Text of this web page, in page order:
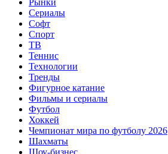
Сериалы
Софт
Спорт
ТВ
Теннис
Технологии
Тренды
Фигурное катание
Фильмы и сериалы
Футбол
Хоккей
Чемпионат мира по футболу 2026
Шахматы
Шоу-бизнес